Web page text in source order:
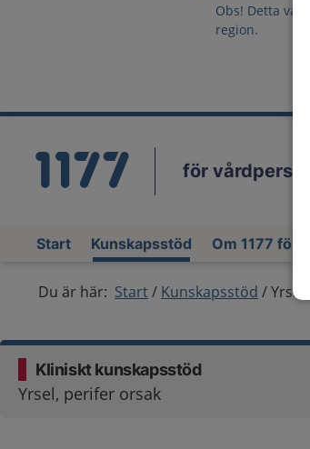
Obs! Detta val
region.
för
Start Kunskapsstöd Om 1177 för
Du är här: Start Kunskapsstöd
Kliniskt kunskapsstöd
Yrsel, perifer orsak